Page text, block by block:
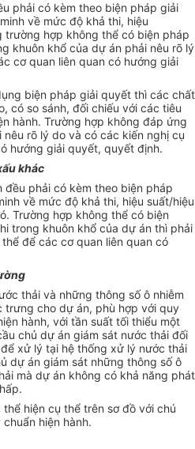
phải có kèm theo biện pháp giải
về mức độ khả thi, hiệu
trường hợp không thể có biện pháp
khuôn khổ của dự án phải nêu rõ lý
cơ quan liên quan có hướng giải
biện pháp giải quyết thì các chất
có so sánh, đối chiếu với các tiêu
hành. Trường hợp không đáp ứng
rõ lý do và có các kiến nghị cụ
hướng giải quyết, quyết định.
khác
đều phải có kèm theo biện pháp
về mức độ khả thi, hiệu suất/hiệu
Trường hợp không thể có biện
trong khuôn khổ của dự án thì phải
để các cơ quan liên quan có
thải và những thông số ô nhiễm
cho dự án, phù hợp với quy
hành, với tần suất tối thiểu một
chủ dự án giám sát nước thải đối
xử lý tại hệ thống xử lý nước thải
dự án giám sát những thông số ô
mà dự án không có khả năng phát
hiện cụ thể trên sơ đồ với chú
hiện hành.